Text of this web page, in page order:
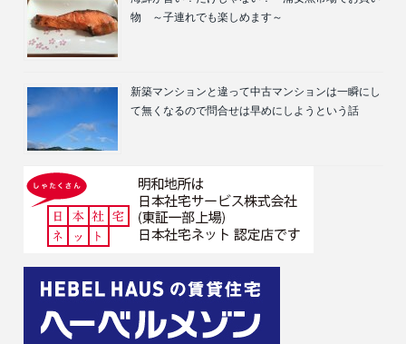
物 ～子連れでも楽しめます～
新築マンションと違って中古マンションは一瞬にし
て無くなるので問合せは早めにしようという話